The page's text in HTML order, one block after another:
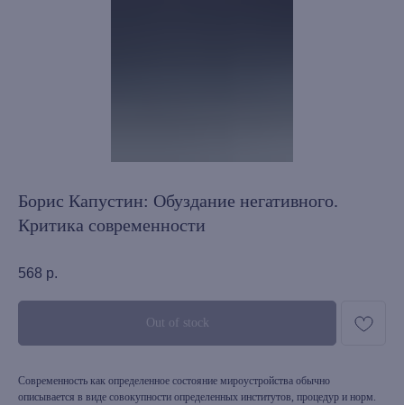
Борис Капустин: Обуздание негативного.
Критика современности
568 р.
Out of stock
Современность как определенное состояние мироустройства обычно
описывается в виде совокупности определенных институтов, процедур и норм.